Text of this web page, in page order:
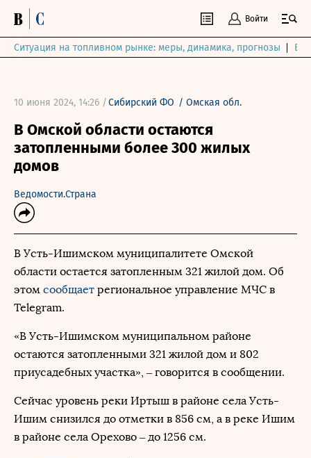
Войти
Ситуация на топливном рынке: меры, динамика, прогнозы
10 июня 2024, 14:26 /Сибирский ФО / Омская обл.
В Омской области остаются
затопленными более 300 жилых
домов
Ведомости.Страна
В Усть-Ишимском муниципалитете Омской
области остается затопленным 321 жилой дом. Об
этом сообщает региональное управление МЧС в
Telegram.
«В Усть-Ишимском муниципальном районе
остаются затопленными 321 жилой дом и 802
приусадебных участка», – говорится в сообщении.
Сейчас уровень реки Иртыш в районе села Усть-
Ишим снизился до отметки в 856 см, а в реке Ишим
в районе села Орехово – до 1256 см.